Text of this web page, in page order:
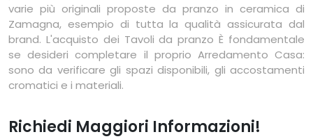
varie più originali proposte da pranzo in ceramica di
Zamagna, esempio di tutta la qualità assicurata dal
brand. L'acquisto dei Tavoli da pranzo È fondamentale
se desideri completare il proprio Arredamento Casa:
sono da verificare gli spazi disponibili, gli accostamenti
cromatici e i materiali.
Richiedi Maggiori Informazioni!